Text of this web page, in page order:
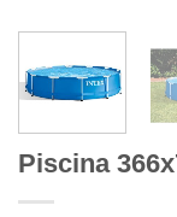
Piscina